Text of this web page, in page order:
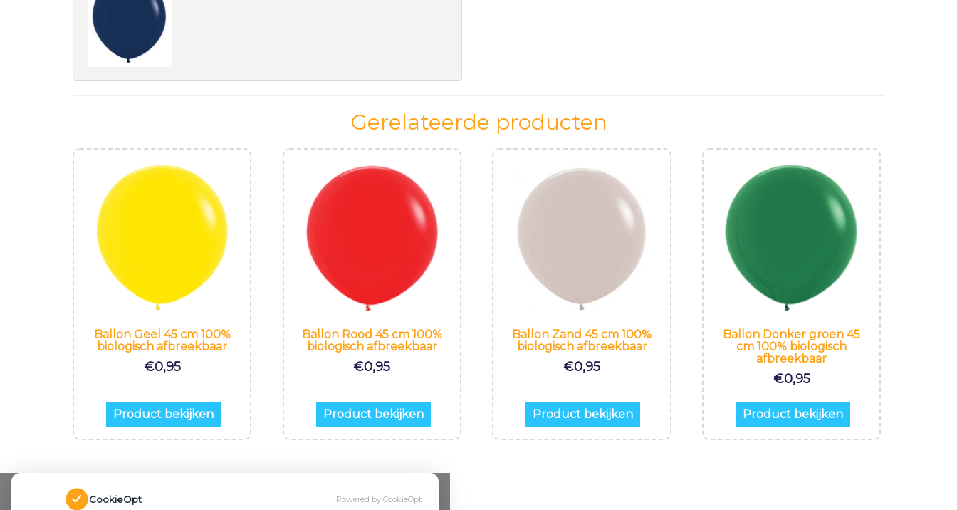
Gerelateerde producten
Ballon Geel 45 cm 100%
biologisch afbreekbaar
€0,95
Product bekijken
Ballon Rood 45 cm 100%
biologisch afbreekbaar
€0,95
Product bekijken
Ballon Zand 45 cm 100%
biologisch afbreekbaar
€0,95
Product bekijken
Ballon Donker groen 45
cm 100% biologisch
afbreekbaar
€0,95
Product bekijken
CookieOpt Powered by CookieOpt